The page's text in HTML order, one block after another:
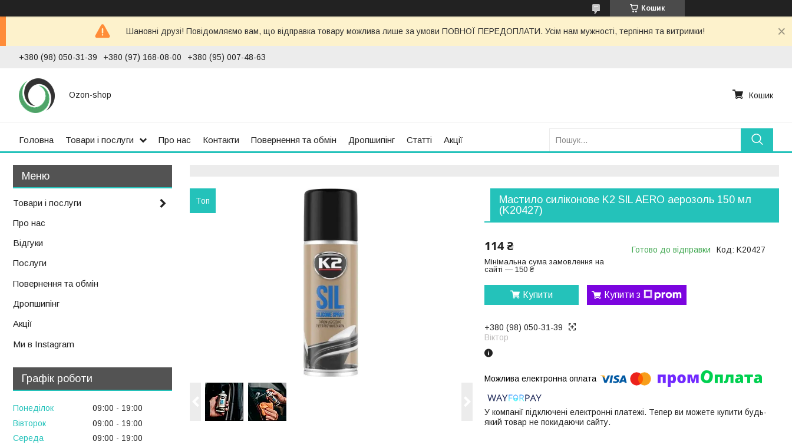
Кошик
Шановні друзі! Повідомляємо вам, що відправка товару можлива лише за умови ПОВНОЇ ПЕРЕДОПЛАТИ. Усім нам мужності, терпіння та витримки!
+380 (98) 050-31-39 +380 (97) 168-08-00 +380 (95) 007-48-63
Ozon-shop Кошик
Головна Товари і послуги Про нас Контакти Повернення та обмін Дропшипінг Статті Акції
Топ
Мастило силіконове K2 SIL AERO аерозоль 150 мл
(K20427)
114 ₴
Мінімальна сума замовлення на
сайті — 150 ₴
Готово до відправки Код: K20427
Купити Купити з
+380 (98) 050-31-39
Віктор
У компанії підключені електронні платежі. Тепер ви можете купити будь-
який товар не покидаючи сайту.
Товари і послуги
Про нас
Відгуки
Послуги
Повернення та обмін
Дропшипінг
Акції
Ми в Instagram
Графік роботи
Понеділок 09:00
19:00
Вівторок
09:00
19:00
Середа
09:00
19:00